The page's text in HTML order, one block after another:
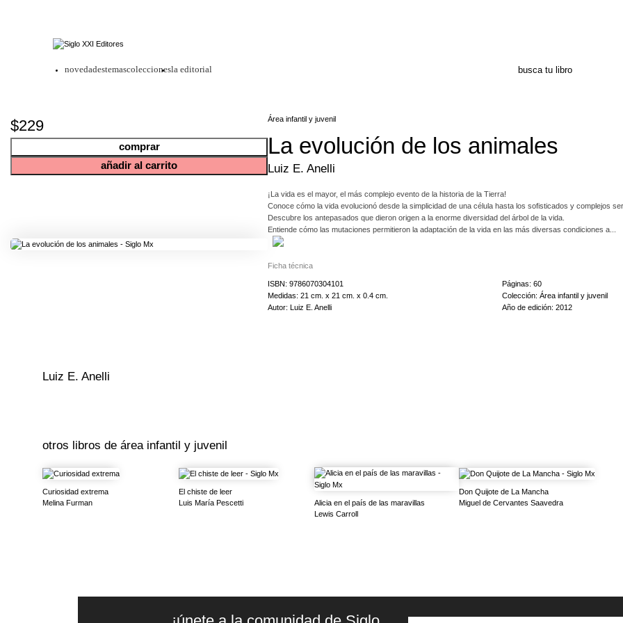
novedadestemascoleccionesla editorial
$229
añadir al carrito
comprar
Área infantil y juvenil
La evolución de los animales
Luiz E. Anelli
¡La vida es el mayor, el más complejo evento de la historia de la Tierra!
Conoce cómo la vida evolucionó desde la simplicidad de una célula hasta los sofisticados y complejos
Descubre los antepasados que dieron origen a la enorme diversidad del árbol de la vida.
Entiende cómo las mutaciones permitieron la adaptación de la vida en las más diversas condiciones a...
Date cuenta también de qué frágil es la vida y maravíllate con las innumerables ramas de animales que
Ficha técnica
ISBN: 9786070304101
Páginas: 60
Medidas: 21 cm. x 21 cm. x 0.4 cm.
Colección: Área infantil y juvenil
Autor: Luiz E. Anelli
Año de edición: 2012
Luiz E. Anelli
otros libros de área infantil y juvenil
Curiosidad extrema
Melina Furman
El chiste de leer
Luis María Pescetti
Alicia en el país de las maravillas
Lewis Carroll
Don Quijote de La Mancha
Miguel de Cervantes Saavedra